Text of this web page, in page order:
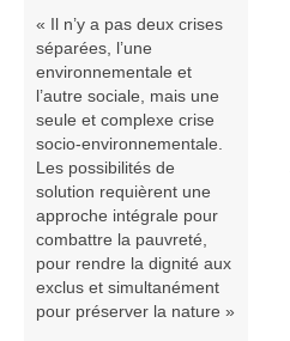
« Il n’y a pas deux crises
séparées, l’une
environnementale et
l’autre sociale, mais une
seule et complexe crise
socio-environnementale.
Les possibilités de
solution requièrent une
approche intégrale pour
combattre la pauvreté,
pour rendre la dignité aux
exclus et simultanément
pour préserver la nature »